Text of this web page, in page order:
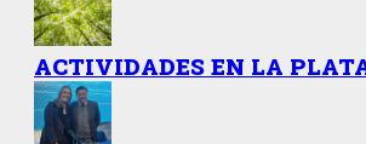
ACTIVIDADES EN LA